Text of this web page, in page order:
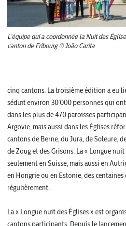
L’équipe qui a coordonnée la Nuit des
canton de Fribourg © João Carita
cinq cantons. La troisième édition a eu
séduit environ 30’000 personnes qui
dans les plus de 470 paroisses
Argovie, mais aussi dans les Églises
cantons de Berne, du Jura, de Soleure,
de Zoug et des Grisons. La « Longue nuit
seulement en Suisse, mais aussi en
en Hongrie ou en Estonie, des
régulièrement.
La « Longue nuit des Églises » est
cantons participants. Depuis le